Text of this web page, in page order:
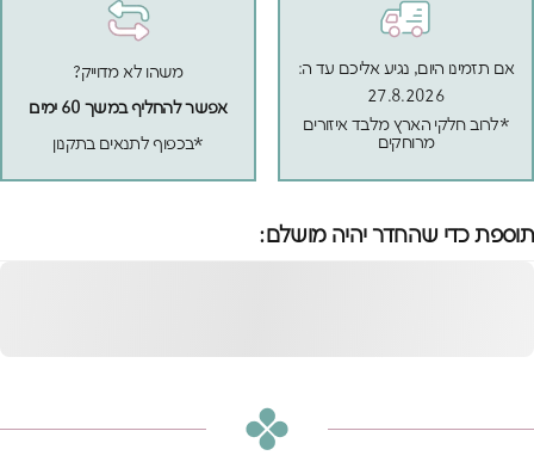
אם תזמינו היום, נגיע אליכם עד ה:
27.8.2026
*לרוב חלקי הארץ מלבד איזורים
מרוחקים
משהו לא מדוייק?
אפשר להחליף במשך 60 ימים
*בכפוף לתנאים בתקנון
תוספת כדי שהחדר יהיה מושלם:
₪270